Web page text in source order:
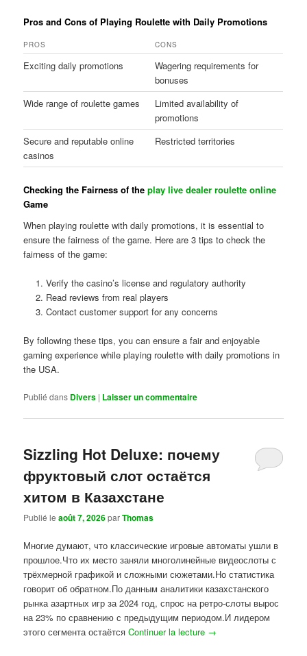
Pros and Cons of Playing Roulette with Daily Promotions
PROS CONS
Exciting daily promotions
Wagering requirements for
bonuses
Wide range of roulette games
Limited availability of
promotions
Secure and reputable online
casinos
Restricted territories
Checking the Fairness of theplay live dealer roulette online
Game
When playing roulette with daily promotions, it is essential to
ensure the fairness of the game. Here are 3 tips to check the
fairness of the game:
Verify the casino’s license and regulatory authority
Read reviews from real players
Contact customer support for any concerns
By following these tips, you can ensure a fair and enjoyable
gaming experience while playing roulette with daily promotions in
the USA.
Publié dans Divers | Laisser un commentaire
Sizzling Hot Deluxe: почему
фруктовый слот остаётся
хитом в Казахстане
Publié leaoût 7, 2026parThomas
Многие думают, что классические игровые автоматы ушли в
прошлое.Что их место заняли многолинейные видеослоты с
трёхмерной графикой и сложными сюжетами.Но статистика
говорит об обратном.По данным аналитики казахстанского
рынка азартных игр за 2024 год, спрос на ретро-слоты вырос
на 23% по сравнению с предыдущим периодом.И лидером
этого сегмента остаётсяContinuer la lecture →